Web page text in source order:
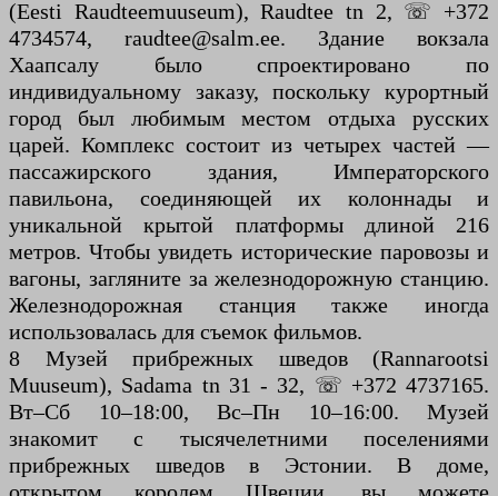
(Eesti Raudteemuuseum), Raudtee tn 2, ☏ +372
4734574, raudtee@salm.ee. Здание вокзала
Хаапсалу было спроектировано по
индивидуальному заказу, поскольку курортный
город был любимым местом отдыха русских
царей. Комплекс состоит из четырех частей —
пассажирского здания, Императорского
павильона, соединяющей их колоннады и
уникальной крытой платформы длиной 216
метров. Чтобы увидеть исторические паровозы и
вагоны, загляните за железнодорожную станцию.
Железнодорожная станция также иногда
использовалась для съемок фильмов.
8 Музей прибрежных шведов (Rannarootsi
Muuseum), Sadama tn 31 - 32, ☏ +372 4737165.
Вт–Сб 10–18:00, Вс–Пн 10–16:00. Музей
знакомит с тысячелетними поселениями
прибрежных шведов в Эстонии. В доме,